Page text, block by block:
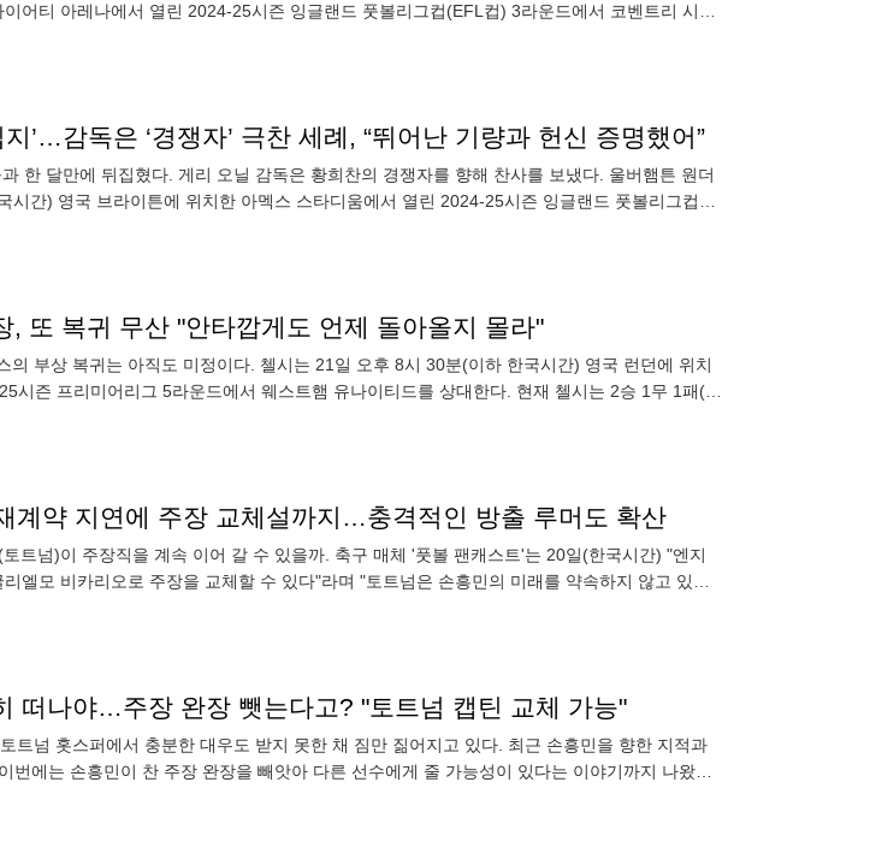
어티 아레나에서 열린 2024-25시즌 잉글랜드 풋볼리그컵(EFL컵) 3라운드에서 코벤트리 시티
’…감독은 ‘경쟁자’ 극찬 세례, “뛰어난 기량과 헌신 증명했어”
한 달만에 뒤집혔다. 게리 오닐 감독은 황희찬의 경쟁자를 향해 찬사를 보냈다. 울버햄튼 원더
시간) 영국 브라이튼에 위치한 아멕스 스타디움에서 열린 2024-25시즌 잉글랜드 풋볼리그컵
, 또 복귀 무산 "안타깝게도 언제 돌아올지 몰라"
의 부상 복귀는 아직도 미정이다. 첼시는 21일 오후 8시 30분(이하 한국시간) 영국 런던에 위치
시즌 프리미어리그 5라운드에서 웨스트햄 유나이티드를 상대한다. 현재 첼시는 2승 1무 1패(승
계약 지연에 주장 교체설까지…충격적인 방출 루머도 확산
트넘)이 주장직을 계속 이어 갈 수 있을까. 축구 매체 '풋볼 팬캐스트'는 20일(한국시간) "엔지
엘모 비카리오로 주장을 교체할 수 있다"라며 "토트넘은 손흥민의 미래를 약속하지 않고 있
떠나야…주장 완장 뺏는다고? "토트넘 캡틴 교체 가능"
트넘 홋스퍼에서 충분한 대우도 받지 못한 채 짐만 짊어지고 있다. 최근 손흥민을 향한 지적과
번에는 손흥민이 찬 주장 완장을 빼앗아 다른 선수에게 줄 가능성이 있다는 이야기까지 나왔다.